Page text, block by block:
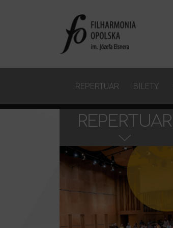
REPERTUAR BILETY
REPERTUAR